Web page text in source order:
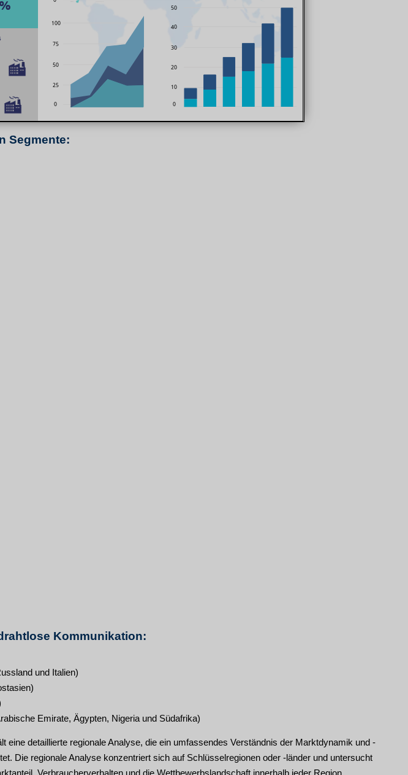
Segmente:
Kommunikation:
und Italien)
Emirate, Ägypten, Nigeria und Südafrika)
eine detaillierte regionale Analyse, die ein umfassendes Verständnis der Marktdynamik und -
Die regionale Analyse konzentriert sich auf Schlüsselregionen oder -länder und untersucht
Verbraucherverhalten und die Wettbewerbslandschaft innerhalb jeder Region.